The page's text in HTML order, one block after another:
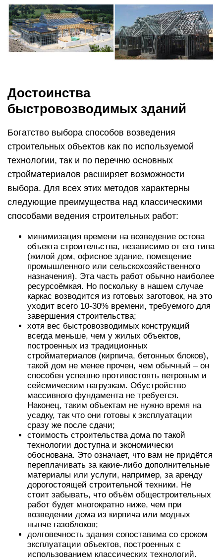
Достоинства
быстровозводимых зданий
Богатство выбора способов возведения
строительных объектов как по используемой
технологии, так и по перечню основных
стройматериалов расширяет возможности
выбора. Для всех этих методов характерны
следующие преимущества над классическими
способами ведения строительных работ:
минимизация времени на возведение остова
объекта строительства, независимо от его типа
(жилой дом, офисное здание, помещение
промышленного или сельскохозяйственного
назначения). Эта часть работ обычно наиболее
ресурсоёмкая. Но поскольку в нашем случае
каркас возводится из готовых заготовок, на это
уходит всего 10-30% времени, требуемого для
завершения строительства;
хотя вес быстровозводимых конструкций
всегда меньше, чем у жилых объектов,
построенных из традиционных
стройматериалов (кирпича, бетонных блоков),
такой дом не менее прочен, чем обычный – он
способен успешно противостоять ветровым и
сейсмическим нагрузкам. Обустройство
массивного фундамента не требуется.
Наконец, таким объектам не нужно время на
усадку, так что они готовы к эксплуатации
сразу же после сдачи;
стоимость строительства дома по такой
технологии доступна и экономически
обоснована. Это означает, что вам не придётся
переплачивать за какие-либо дополнительные
материалы или услуги, например, за аренду
дорогостоящей строительной техники. Не
стоит забывать, что объём общестроительных
работ будет многократно ниже, чем при
возведении дома из кирпича или модных
нынче газоблоков;
долговечность здания сопоставима со сроком
эксплуатации объектов, построенных с
использованием классических технологий.